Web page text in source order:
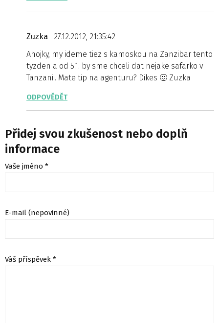
Zuzka
27.12.2012, 21:35:42
Ahojky, my ideme tiez s kamoskou na Zanzibar tento
tyzden a od 5.1. by sme chceli dat nejake safarko v
Tanzanii. Mate tip na agenturu? Dikes 🙂 Zuzka
ODPOVĚDĚT
Přidej svou zkušenost nebo doplň
informace
Vaše jméno *
E-mail (nepovinné)
Váš příspěvek *